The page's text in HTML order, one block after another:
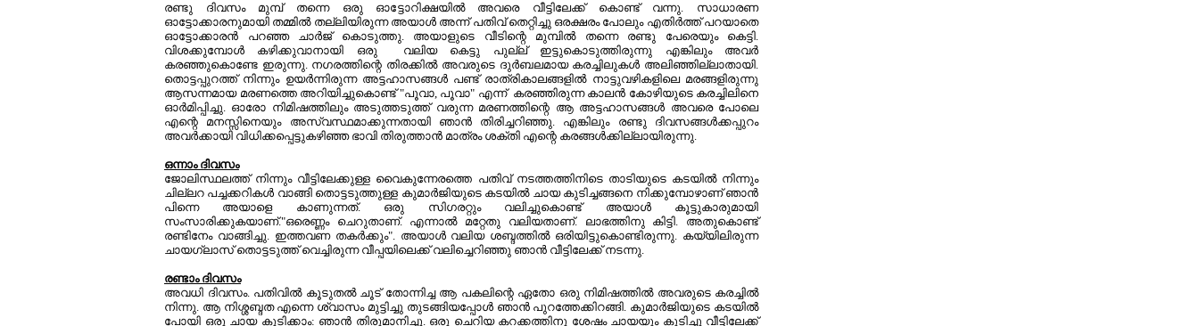
രണ്ടു ദിവസം മുമ്പ് തന്നെ ഒരു ഓട്ടോറിക്ഷയില്‍ അവരെ വീട്ടിലേക്ക് കൊണ്ട് വന്നു. സാധാരണ
ഓട്ടോക്കാരനുമായി തമ്മില്‍ തല്ലിയിരുന്ന അയാള്‍ അന്ന് പതിവ് തെറ്റിച്ചു ഒരക്ഷരം പോലും എതിര്‍ത്ത് പറയാതെ
ഓട്ടോക്കാരന്‍ പറഞ്ഞ ചാര്‍ജ് കൊടുത്തു. അയാളുടെ വീടിന്റെ മുമ്പില്‍ തന്നെ രണ്ടു പേരെയും കെട്ടി.
വിശക്കുമ്പോള്‍ കഴിക്കുവാനായി ഒരു വലിയ കെട്ടു പുല്ല് ഇട്ടുകൊടുത്തിരുന്നു എങ്കിലും അവര്‍
കരഞ്ഞുകൊണ്ടേ ഇരുന്നു. നഗരത്തിന്റെ തിരക്കില്‍ അവരുടെ ദുര്‍ബലമായ കരച്ചിലുകള്‍ അലിഞ്ഞില്ലാതായി.
തൊട്ടപ്പുറത്ത് നിന്നും ഉയര്‍ന്നിരുന്ന അട്ടഹാസങ്ങള്‍ പണ്ട് രാത്രികാലങ്ങളില്‍ നാട്ടുവഴികളിലെ മരങ്ങളിരുന്നു
ആസന്നമായ മരണത്തെ അറിയിച്ചുകൊണ്ട് "പൂവാ, പൂവാ" എന്ന് കരഞ്ഞിരുന്ന കാലന്‍ കോഴിയുടെ കരച്ചിലിനെ
ഓര്‍മിപ്പിച്ചു. ഓരോ നിമിഷത്തിലും അടുത്തടുത്ത്‌ വരുന്ന മരണത്തിന്റെ ആ അട്ടഹാസങ്ങള്‍ അവരെ പോലെ
എന്റെ മനസ്സിനെയും അസ്വസ്ഥമാക്കുന്നതായി ഞാന്‍ തിരിച്ചറിഞ്ഞു. എങ്കിലും രണ്ടു ദിവസങ്ങള്‍ക്കപ്പുറം
അവര്‍ക്കായി വിധിക്കപ്പെട്ടുകഴിഞ്ഞ ഭാവി തിരുത്താന്‍ മാത്രം ശക്തി എന്റെ കരങ്ങള്‍ക്കില്ലായിരുന്നു.
ഒന്നാം ദിവസം
ജോലിസ്ഥലത്ത് നിന്നും വീട്ടിലേക്കുള്ള വൈകുന്നേരത്തെ പതിവ് നടത്തത്തിനിടെ താടിയുടെ കടയില്‍ നിന്നും
ചില്ലറ പച്ചക്കറികള്‍ വാങ്ങി തൊട്ടടുത്തുള്ള കുമാര്‍ജിയുടെ കടയില്‍ ചായ കുടിച്ചങ്ങനെ നിക്കുമ്പോഴാണ് ഞാന്‍
പിന്നെ അയാളെ കാണുന്നത്. ഒരു സിഗരറ്റും വലിച്ചുകൊണ്ട് അയാള്‍ കൂട്ടുകാരുമായി
സംസാരിക്കുകയാണ്."ഒരെണ്ണം ചെറുതാണ്. എന്നാല്‍ മറ്റേതു വലിയതാണ്. ലാഭത്തിനു കിട്ടി. അതുകൊണ്ട്
രണ്ടിനേം വാങ്ങിച്ചു. ഇത്തവണ തകര്‍ക്കും". അയാള്‍ വലിയ ശബ്ദത്തില്‍ ഒരിയിട്ടുകൊണ്ടിരുന്നു. കയ്യിലിരുന്ന
ചായഗ്ലാസ്‌ തൊട്ടടുത്ത്‌ വെച്ചിരുന്ന വീപ്പയിലെക്ക് വലിച്ചെറിഞ്ഞു ഞാന്‍ വീട്ടിലേക്ക്‌ നടന്നു.
രണ്ടാം ദിവസം
അവധി ദിവസം. പതിവില്‍ കൂടുതല്‍ ചൂട് തോന്നിച്ച ആ പകലിന്റെ ഏതോ ഒരു നിമിഷത്തില്‍ അവരുടെ കരച്ചില്‍
നിന്നു. ആ നിശ്ശബ്ദത എന്നെ ശ്വാസം മുട്ടിച്ചു തുടങ്ങിയപ്പോള്‍ ഞാന്‍ പുറത്തേക്കിറങ്ങി. കുമാര്‍ജിയുടെ കടയില്‍
പോയി ഒരു ചായ കുടിക്കാം: ഞാന്‍ തിരുമാനിച്ചു. ഒരു ചെറിയ കറക്കത്തിനു ശേഷം ചായയും കുടിച്ചു വീട്ടിലേക്ക്‌